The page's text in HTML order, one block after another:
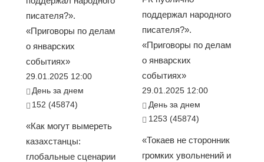
писателя?».
«Приговоры по делам
о январских
событиях»
29.01.2025 12:00
День за днем
152 (45874)
«Как могут вымереть
казахстанцы:
глобальные сценарии
поддержал народного
писателя?».
«Приговоры по делам
о январских
событиях»
29.01.2025 12:00
День за днем
1253 (45874)
«Токаев не сторонник
громких увольнений и